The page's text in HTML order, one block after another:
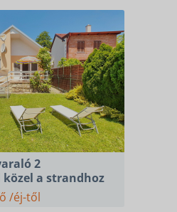
2
a strandhoz
/éj-től